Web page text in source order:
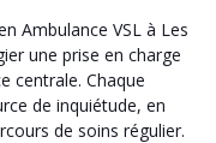
Ambulance VSL à Les
une prise en charge
centrale. Chaque
de inquiétude, en
de soins régulier.